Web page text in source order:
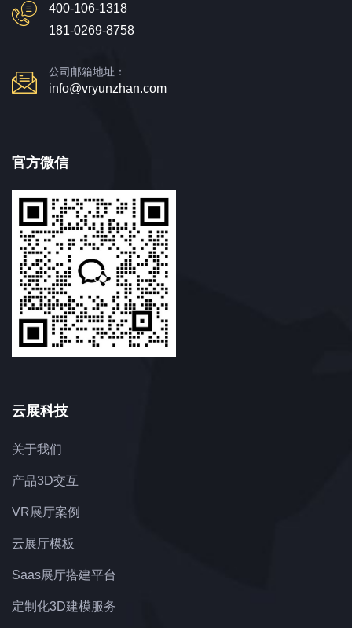
400-106-1318
181-0269-8758
公司邮箱地址：
info@vryunzhan.com
官方微信
云展科技
关于我们
产品3D交互
VR展厅案例
云展厅模板
Saas展厅搭建平台
定制化3D建模服务